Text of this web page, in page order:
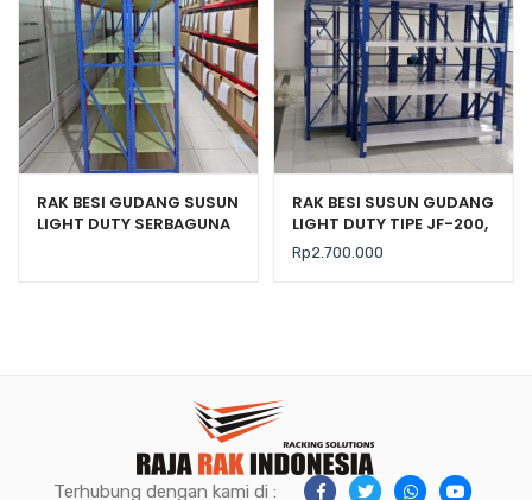
RAK BESI GUDANG SUSUN
LIGHT DUTY SERBAGUNA
RAK BESI SUSUN GUDANG
LIGHT DUTY TIPE JF-200,
KEKUATAN 200 KG / LEVEL
Rp2.700.000
Terhubung dengan kami di :